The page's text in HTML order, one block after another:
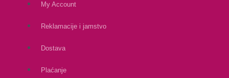
My Account
Reklamacije i jamstvo
Dostava
Plaćanje